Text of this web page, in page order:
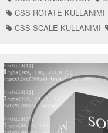
CSS ROTATE KULLANIMI
CSS SCALE KULLANIMI